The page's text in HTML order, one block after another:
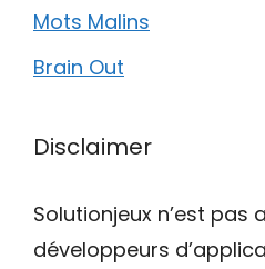
Mots Malins
Brain Out
Disclaimer
Solutionjeux n’est pas
développeurs